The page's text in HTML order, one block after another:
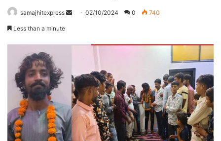
samajhitexpress
Send02/10/2024 0 740
Less than a minute